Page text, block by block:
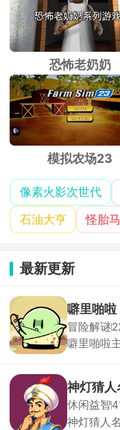
恐怖老奶奶
模拟农场23
像素火影次世代
石油大亨
怪胎
最新更新
噼里啪啦
冒险解谜
噼里啪啦
物，唯有
风筝战术
术技能，
极限。海
神灯猜人
休闲益智
神灯猜人